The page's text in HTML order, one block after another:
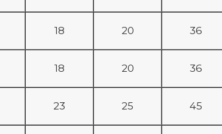
18 20 36
18 20 36
23 25 45